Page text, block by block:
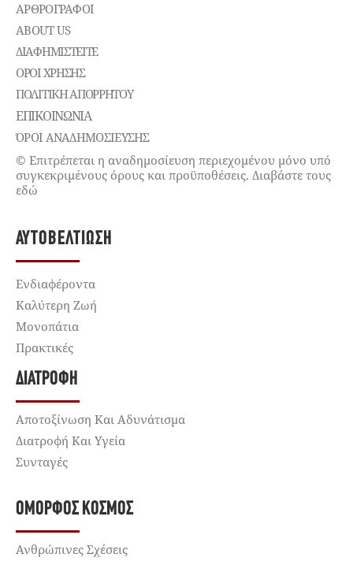
ΑΡΘΡΟΓΡΑΦΟΙ
ABOUT US
ΔΙΑΦΗΜΙΣΤΕΊΤΕ
ΌΡΟΙ ΧΡΉΣΗΣ
ΠΟΛΙΤΙΚΉ ΑΠΟΡΡΉΤΟΥ
ΕΠΙΚΟΙΝΩΝΊΑ
ΌΡΟΙ ΑΝΑΔΗΜΟΣΙΕΥΣΗΣ
© Επιτρέπεται η αναδημοσίευση περιεχομένου μόνο υπό
συγκεκριμένους όρους και προϋποθέσεις. Διαβάστε τους
εδώ
ΑΥΤΟΒΕΛΤΊΩΣΗ
Ενδιαφέροντα
Καλύτερη Ζωή
Μονοπάτια
Πρακτικές
ΔΙΑΤΡΟΦΉ
Αποτοξίνωση Και Αδυνάτισμα
Διατροφή Και Υγεία
Συνταγές
ΌΜΟΡΦΟΣ ΚΌΣΜΟΣ
Ανθρώπινες Σχέσεις